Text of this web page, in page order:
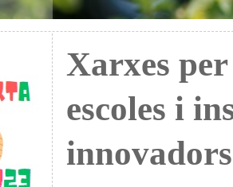
Xarxes
escoles i
innovadors